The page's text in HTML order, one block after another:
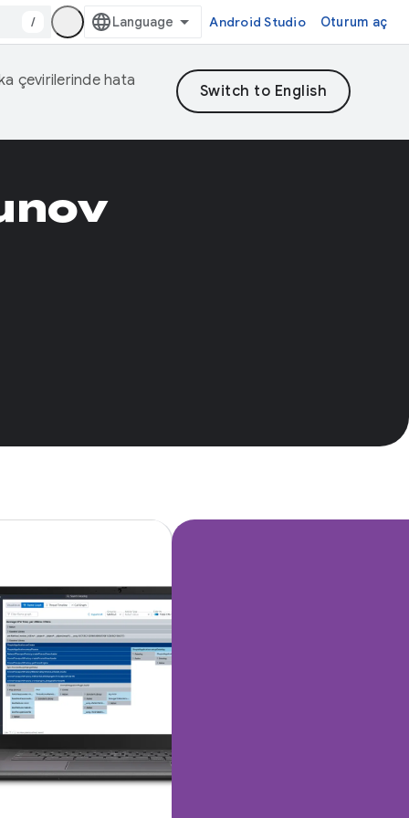
/ Android Studio Oturum aç
çevirilerinde hata